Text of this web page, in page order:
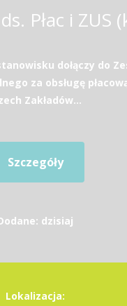
Płac i ZUS
dołączy do
za obsługę
Zakładów...
Szczegóły
dzisiaj
Lokalizacja: